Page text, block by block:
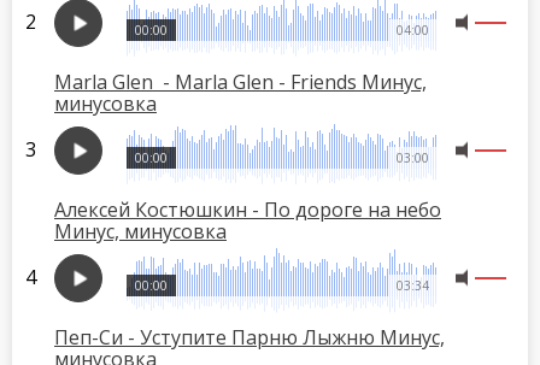
04:00
00:00
Marla Glen - Marla Glen - Friends Минус,
минусовка
03:00
00:00
Алексей Костюшкин - По дороге на небо
Минус, минусовка
03:34
00:00
Пеп-Си - Уступите Парню Лыжню Минус,
минусовка